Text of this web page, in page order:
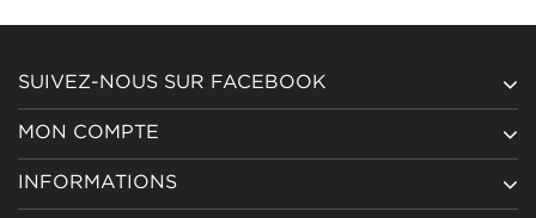
SUIVEZ-NOUS SUR FACEBOOK
MON COMPTE
INFORMATIONS